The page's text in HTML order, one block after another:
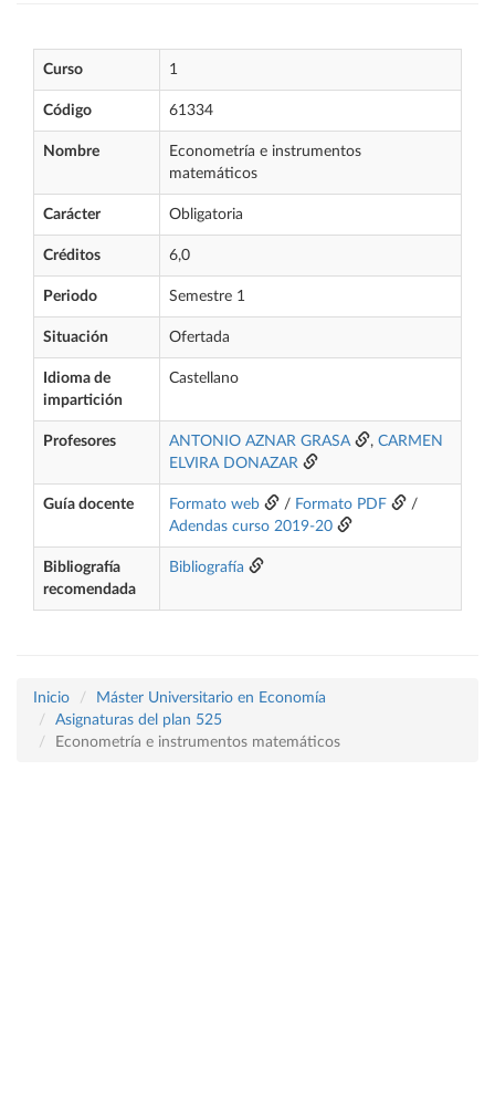
Curso 1
Código 61334
Nombre
Econometría e instrumentos
matemáticos
Carácter Obligatoria
Créditos 6,0
Periodo Semestre 1
Situación Ofertada
Idioma de
impartición
Castellano
Profesores ANTONIO AZNAR GRASA , CARMEN
ELVIRA DONAZAR
Guía docente Formato web / Formato PDF
/
Adendas curso 2019-20
Bibliografía
recomendada
Bibliografía
Inicio
Máster Universitario en Economía
Asignaturas del plan 525
Econometría e instrumentos matemáticos